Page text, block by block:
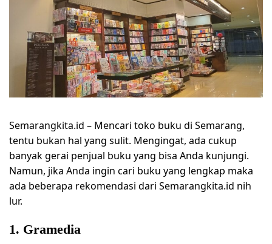
Semarangkita.id – Mencari toko buku di Semarang,
tentu bukan hal yang sulit. Mengingat, ada cukup
banyak gerai penjual buku yang bisa Anda kunjungi.
Namun, jika Anda ingin cari buku yang lengkap maka
ada beberapa rekomendasi dari Semarangkita.id nih
lur.
1. Gramedia